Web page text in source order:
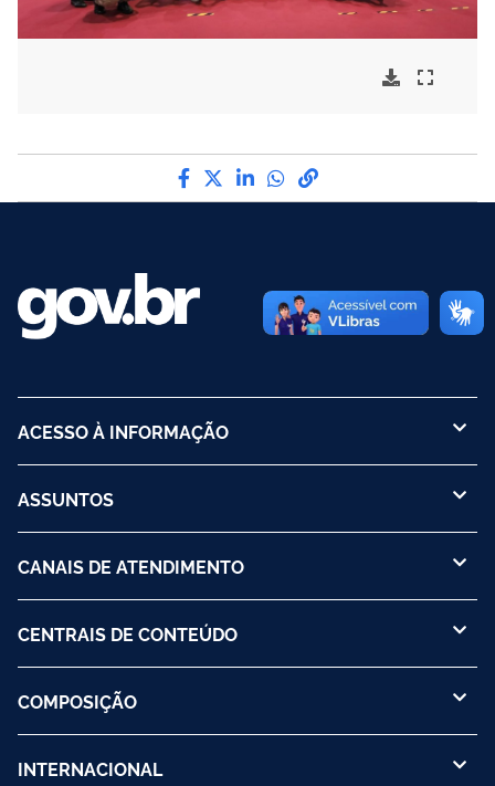
Compartilhe por Facebook
Compartilhe por Twitter
Compartilhe por
Compartilhe por
link para Copiar
ACESSO À INFORMAÇÃO
ASSUNTOS
CANAIS DE ATENDIMENTO
CENTRAIS DE CONTEÚDO
COMPOSIÇÃO
INTERNACIONAL